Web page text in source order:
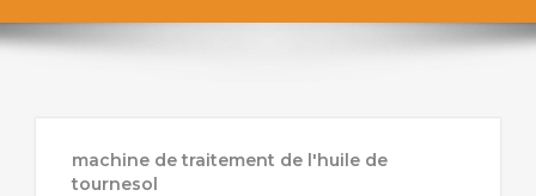
machine de traitement de l'huile de
tournesol